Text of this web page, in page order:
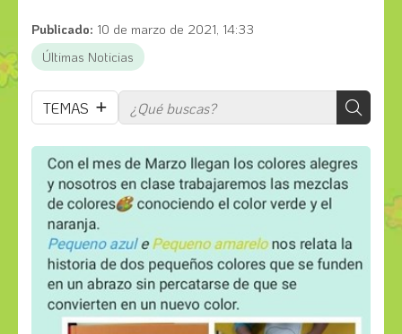
Publicado: 10 de marzo de 2021, 14:33
Últimas Noticias
TEMAS